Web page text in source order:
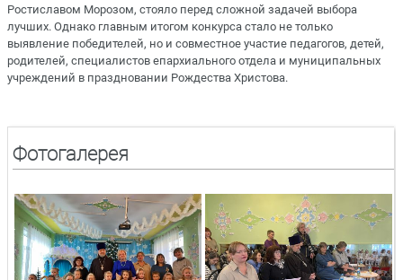
Ростиславом Морозом, стояло перед сложной задачей выбора
лучших. Однако главным итогом конкурса стало не только
выявление победителей, но и совместное участие педагогов, детей,
родителей, специалистов епархиального отдела и муниципальных
учреждений в праздновании Рождества Христова.
Фотогалерея